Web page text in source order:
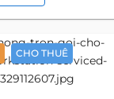
CHO THUÊ